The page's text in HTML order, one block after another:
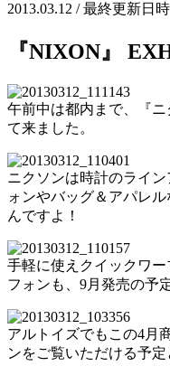
2013.03.12 / 最終更新日
『NIXON』
午前中は都内まで、『
て来ました。
ニクソンは時計のライ
ォンやバッグ＆アパレ
んですよ！
手軽に使えクイックワ
フォンも、9月発売の予
アルトイズでもこの4月
ンをご覧いただける予定